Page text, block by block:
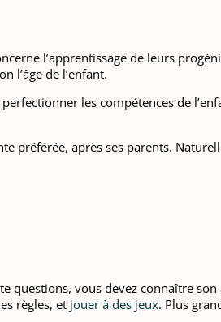
l’apprentissage de leurs
l’âge de l’enfant.
les compétences de
préférée, après ses parents.
questions, vous devez connaître son
règles, et jouer à des jeux. Plus